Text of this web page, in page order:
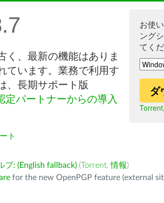
お使
ング
てく
ダ
Torrent
く、最新の機能はありま
ています。業務で利用す
、長期サポート版
定パートナーからの導入
ト
プ: (English fallback) (Torrent,情報)
for the new OpenPGP feature (external